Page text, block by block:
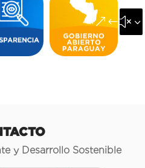
y Desarrollo Sostenible